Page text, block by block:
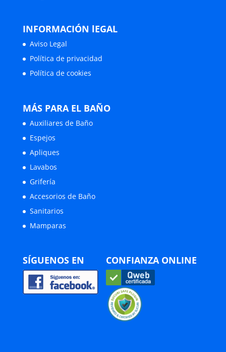
INFORMACIÓN lEGAL
Aviso Legal
Política de privacidad
Política de cookies
MÁS PARA EL BAÑO
Auxiliares de Baño
Espejos
Apliques
Lavabos
Grifería
Accesorios de Baño
Sanitarios
Mamparas
SÍGUENOS EN CONFIANZA ONLINE